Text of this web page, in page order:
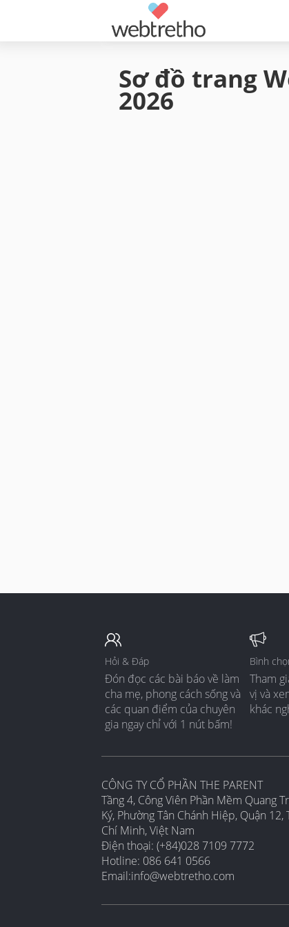
Sơ đồ trang
2026
Hỏi & Đáp
Đón đọc các bài báo về làm
cha mẹ, phong cách sống và
các quan điểm của chuyên
gia ngay chỉ với 1 nút bấm!
Bình
Tham
vị và
khác
CÔNG TY CỔ PHẦN THE PARENT
Tầng 4, Công Viên Phần Mềm Quang
Ký, Phường Tân Chánh Hiệp, Quận
Chí Minh, Việt Nam
Điện thoại: (+84)028 7109 7772
Hotline: 086 641 0566
Email:info@webtretho.com